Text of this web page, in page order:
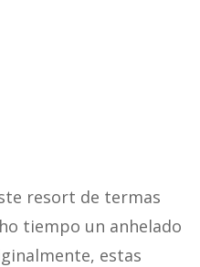
resort de termas
tiempo un anhelado
estas